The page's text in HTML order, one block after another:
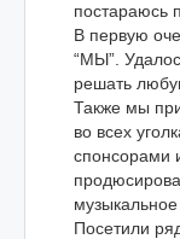
постараюсь
В первую
“МЫ”.
решать
Также мы
во всех
спонсорами
Посетили